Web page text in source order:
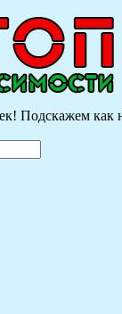
Подскажем как